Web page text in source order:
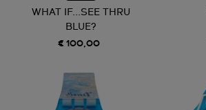
WHAT IF...SEE THRU
BLUE?
€ 100,00